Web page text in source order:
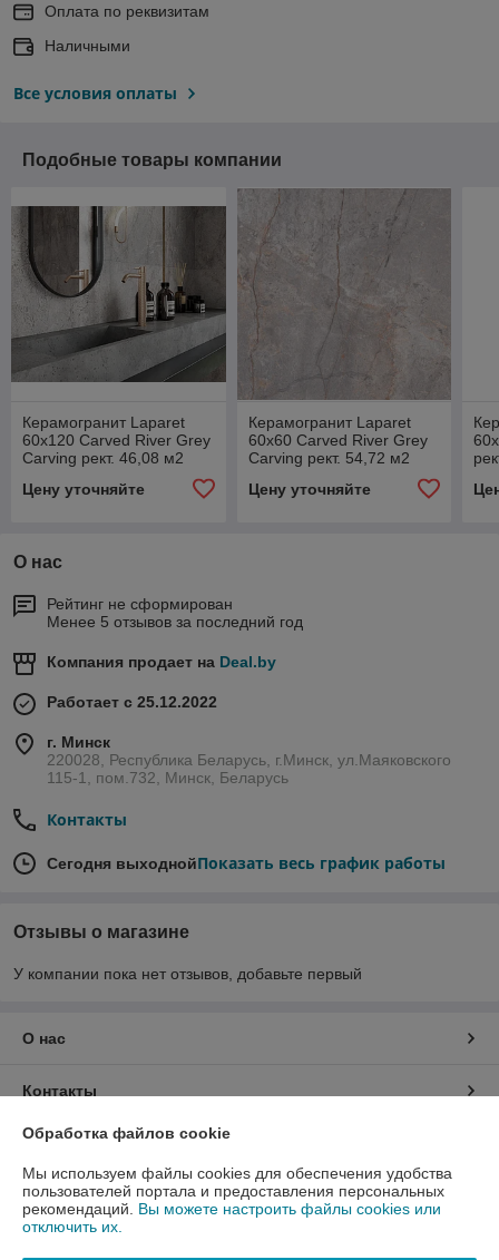
Оплата по реквизитам
Наличными
Все условия оплаты
Подобные товары компании
Керамогранит Laparet
60x120 Carved River Grey
Carving рект. 46,08 м2
Цену уточняйте
Керамогранит Laparet
60x60 Carved River Grey
Carving рект. 54,72 м2
Цену уточняйте
О нас
Рейтинг не сформирован
Менее 5 отзывов за последний год
Компания продает на Deal.by
Работает с 25.12.2022
г. Минск
220028, Республика Беларусь, г.Минск, ул.Маяковского
115-1, пом.732, Минск, Беларусь
Контакты
Сегодня выходнойПоказать весь график работы
Отзывы о магазине
У компании пока нет отзывов, добавьте первый
О нас
Контакты
Доставка и оплата
График работы
Обработка файлов cookie
Мы используем файлы cookies для обеспечения удобства
пользователей портала и предоставления персональных
рекомендаций. Вы можете настроить файлы cookies или
отключить их.